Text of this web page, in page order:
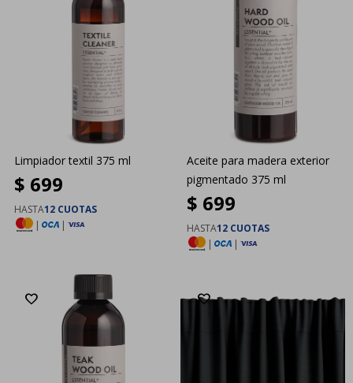
Limpiador textil 375 ml
$ 699
HASTA12 CUOTAS
|
|
Aceite para madera exterior
pigmentado 375 ml
$ 699
HASTA12 CUOTAS
|
|